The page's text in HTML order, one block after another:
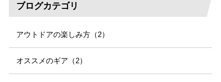
ブログカテゴリ
アウトドアの楽しみ方（2）
オススメのギア（2）